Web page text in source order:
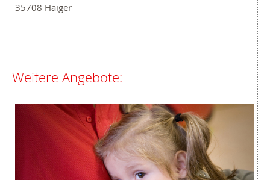
35708 Haiger
Weitere Angebote: